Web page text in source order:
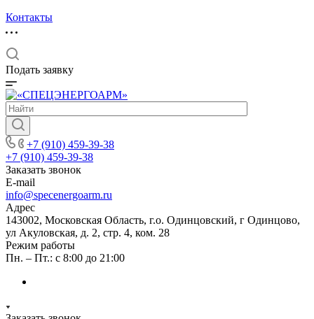
Контакты
Подать заявку
+7 (910) 459-39-38
+7 (910) 459-39-38
Заказать звонок
E-mail
info@specenergoarm.ru
Адрес
143002, Московская Область, г.о. Одинцовский, г Одинцово,
ул Акуловская, д. 2, стр. 4, ком. 28
Режим работы
Пн. – Пт.: с 8:00 до 21:00